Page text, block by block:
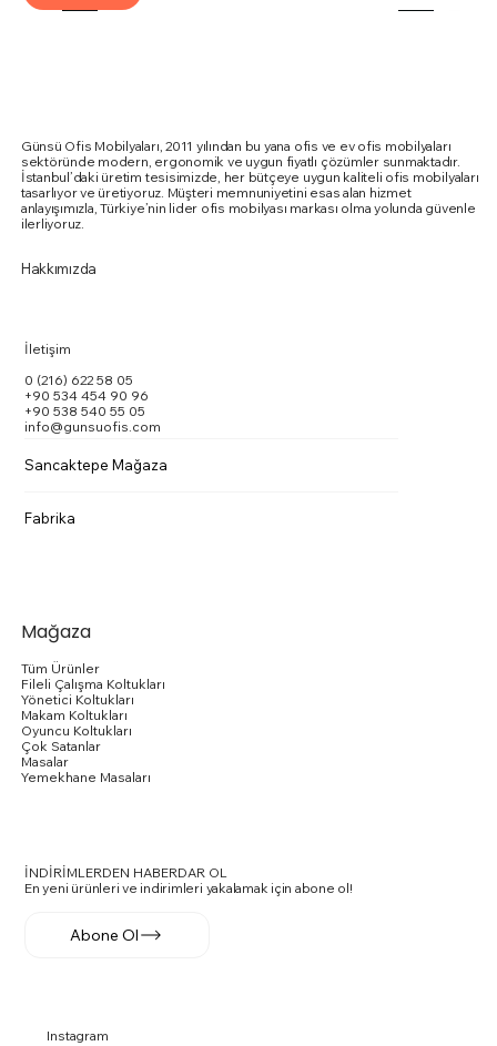
Fiyat
₺0,00
Fiyat
₺0,00
Fiyat
₺0,00
Fiyat
₺0,00
Fiyat
₺0,00
Fiyat
₺0,00
Fiyat
₺0,00
Fiyat
₺0,00
Fiyat
₺0,00
Fiyat
₺0,00
Fiyat
₺0,00
Fiyat
₺0,00
Fiyat
₺0,00
Fiyat
₺0,00
Fiyat
₺0,00
Günsü Ofis Mobilyaları, 2011 yılından bu yana ofis ve ev ofis mobilyaları
sektöründe modern, ergonomik ve uygun fiyatlı çözümler sunmaktadır.
İstanbul’daki üretim tesisimizde, her bütçeye uygun kaliteli ofis mobilyaları
tasarlıyor ve üretiyoruz. Müşteri memnuniyetini esas alan hizmet
anlayışımızla, Türkiye’nin lider ofis mobilyası markası olma yolunda güvenle
ilerliyoruz.
Hakkımızda
İletişim
0 (216) 622 58 05
+90 534 454 90 96
+90 538 540 55 05
info@gunsuofis.com
Sancaktepe Mağaza
Fabrika
Mağaza
Tüm Ürünler
Fileli Çalışma Koltukları
Yönetici Koltukları
Makam Koltukları
Oyuncu Koltukları
Çok Satanlar
Masalar
Yemekhane Masaları
İNDİRİMLERDEN HABERDAR OL
En yeni ürünleri ve indirimleri yakalamak için abone ol!
Abone Ol
Instagram